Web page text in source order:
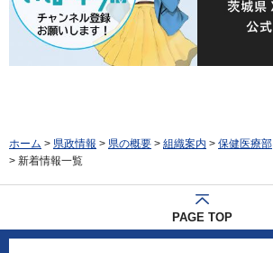
ホーム > 県政情報 > 県の概要 > 組織案内 > 保健医療部
> 新着情報一覧
PAGE TOP